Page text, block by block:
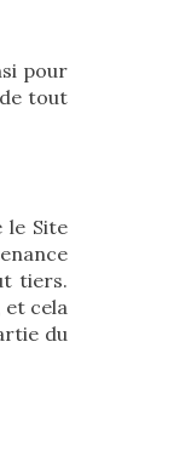
pour
tout
le Site
tiers.
cela
du